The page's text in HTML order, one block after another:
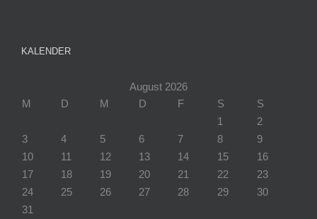
KALENDER
August 2026
M
D M D F S
S
1
2
3
4 5 6 7 8
9
10
11 12 13 14 15
16
17
18 19 20 21 22
23
24
25 26 27 28 29
30
31